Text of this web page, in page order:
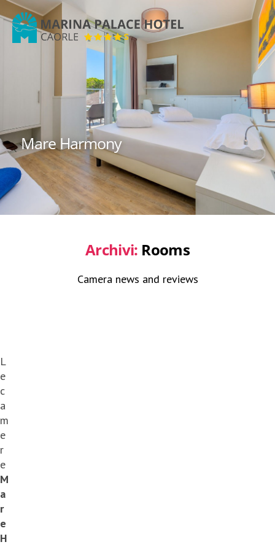
Mare Harmony
Archivi: Rooms
Camera news and reviews
L
e
c
a
m
e
r
e
M
a
r
e
H